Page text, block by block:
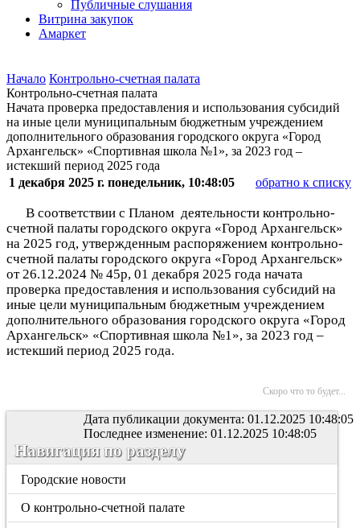
Публичные слушания
Витрина закупок
Амаркет
Начало Контрольно-счетная палата
Контрольно-счетная палата
Начата проверка предоставления и использования субсидий
на иные цели муниципальным бюджетным учреждением
дополнительного образования городского округа «Город
Архангельск» «Спортивная школа №1», за 2023 год –
истекший период 2025 года
1 декабря 2025 г. понедельник, 10:48:05
обратно к списку
В соответствии с Планом деятельности контрольно-
счетной палаты городского округа «Город Архангельск»
на 2025 год, утвержденным распоряжением контрольно-
счетной палаты городского округа «Город Архангельск»
от 26.12.2024 № 45р, 01 декабря 2025 года начата
проверка предоставления и использования субсидий на
иные цели муниципальным бюджетным учреждением
дополнительного образования городского округа «Город
Архангельск» «Спортивная школа №1», за 2023 год –
истекший период 2025 года.
Скоро что то будет...
Дата публикации документа: 01.12.2025 10:48:05
Последнее изменение: 01.12.2025 10:48:05
Навигация по разделу
Городские новости
О контрольно-счетной палате